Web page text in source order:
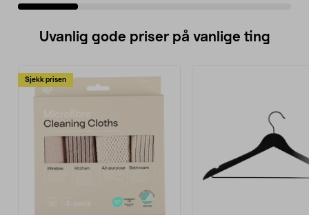
Uvanlig gode priser på vanlige ting
Sjekk prisen